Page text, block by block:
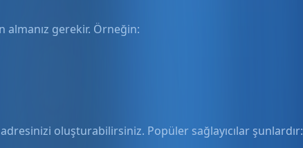
almanız gerekir. Örneğin:
oluşturabilirsiniz. Popüler sağlayıcılar şunlardır: